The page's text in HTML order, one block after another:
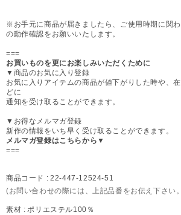
※お手元に商品が届きましたら、ご使用時期に関
の動作確認をお願いいたします。
===
お買いものを更にお楽しみいただくために
▼商品のお気に入り登録
お気に入りアイテムの商品が値下がりした時や、
どに
通知を受け取ることができます。
▼お得なメルマガ登録
新作の情報をいち早く受け取ることができます。
メルマガ登録はこちらから▼
===
商品コード : 22-447-12524-51
(お問い合わせの際には、上記品番をお伝え下さい
素材 : ポリエステル100％